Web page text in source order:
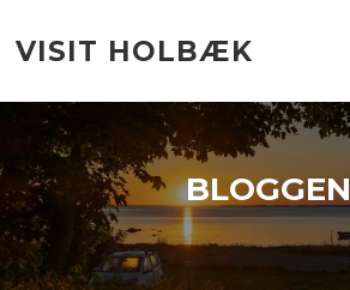
indhold
VISIT HOLBÆK
BLOGGEN